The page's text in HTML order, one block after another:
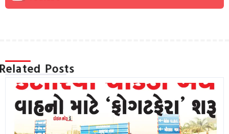
Related Posts